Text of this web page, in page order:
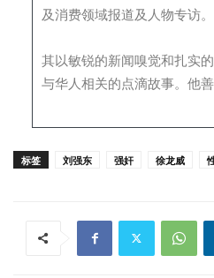
及消费领域报道及人物专访。
其以敏锐的新闻嗅觉和扎实
与华人相关的点滴故事。他
标签 刘强东 强奸 徐龙威